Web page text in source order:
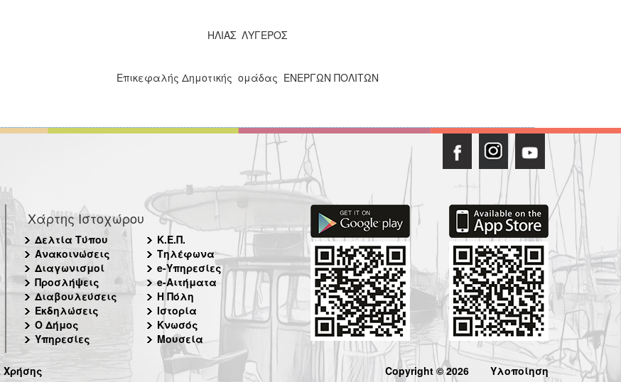
ΗΛΙΑΣ ΛΥΓΕΡΟΣ
Επικεφαλής Δημοτικής ομάδας ΕΝΕΡΓΩΝ ΠΟΛΙΤΩΝ
Χάρτης Ιστοχώρου
Δελτία Τύπου
Ανακοινώσεις
Διαγωνισμοί
Προσλήψεις
Διαβουλεύσεις
Εκδηλώσεις
Ο Δήμος
Υπηρεσίες
Κ.Ε.Π.
Τηλέφωνα
e-Υπηρεσίες
e-Αιτήματα
Η Πόλη
Ιστορία
Κνωσός
Μουσεία
Χρήσης Copyright © 2026 Υλοποίηση